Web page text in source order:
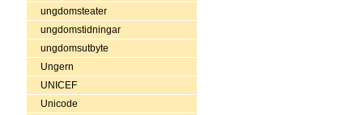
ungdomsteater
ungdomstidningar
ungdomsutbyte
Ungern
UNICEF
Unicode